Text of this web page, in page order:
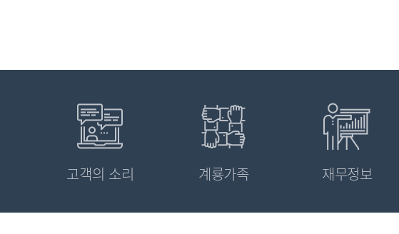
고객의 소리 계룡가족 재무정보